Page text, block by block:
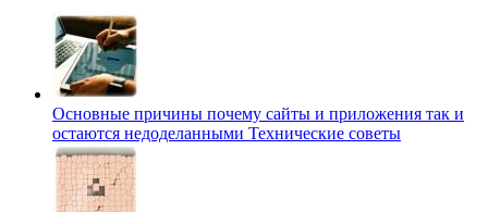
Основные причины почему сайты и приложения так и
остаются недоделанными Технические советы